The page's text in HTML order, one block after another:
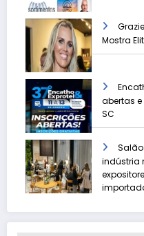
Mostra
abertas
SC
indústria